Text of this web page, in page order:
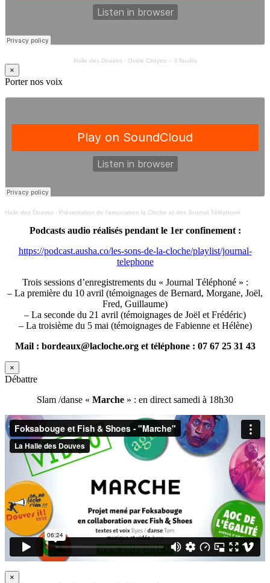
Halle des Douves· Ovale Citoyen – Il faudra
×
Porter nos voix
Halle des Douves · Présentation de l’association la Cloche et des Journal Téléphoné
Podcasts audio réalisés pendant le 1er confinement :
https://podcast.ausha.co/les-sons-de-la-cloche/playlist/journal-
telephone
Trois sessions d’enregistrements du « Journal Téléphoné » :
– La première du 10 avril (témoignages de Bernard, Morgane, Joël,
Fred, Guillaume)
– La seconde du 21 avril (témoignages de Joël et Frédéric)
– La troisième du 5 mai (témoignages de Fabienne et Hélène)
Mail : bordeaux@lacloche.org et téléphone : 07 67 25 31 43
×
Débattre
Slam /danse « Marche » : en direct samedi à 18h30
×